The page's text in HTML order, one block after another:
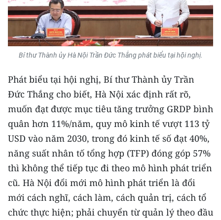
ENGLISH
FRANÇAIS
РУССКИЙ
ESPAÑOL
한국어
Bí thư Thành ủy Hà Nội Trần Đức Thắng phát biểu tại hội nghị.
Phát biểu tại hội nghị, Bí thư Thành ủy Trần
Đức Thắng cho biết, Hà Nội xác định rất rõ,
muốn đạt được mục tiêu tăng trưởng GRDP bình
quân hơn 11%/năm, quy mô kinh tế vượt 113 tỷ
USD vào năm 2030, trong đó kinh tế số đạt 40%,
năng suất nhân tố tổng hợp (TFP) đóng góp 57%
thì không thể tiếp tục đi theo mô hình phát triển
cũ. Hà Nội đổi mới mô hình phát triển là đổi
mới cách nghĩ, cách làm, cách quản trị, cách tổ
chức thực hiện; phải chuyển từ quản lý theo đầu